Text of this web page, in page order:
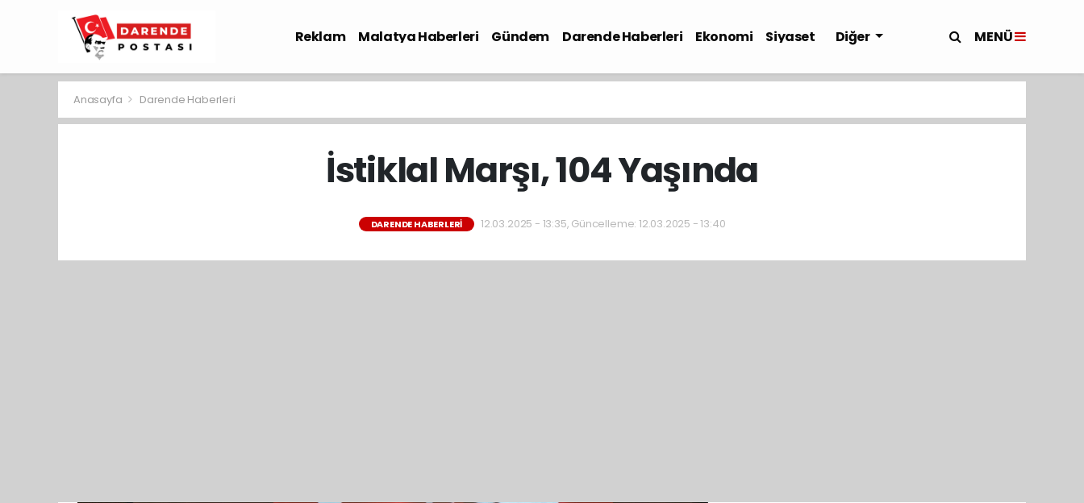
Reklam Malatya Haberleri Gündem Darende Haberleri Ekonomi
Siyaset
Diğer MENÜ
Anasayfa Darende Haberleri
İstiklal Marşı, 104 Yaşında
DARENDE HABERLERI 12.03.2025 - 13:35, Güncelleme: 12.03.2025 - 13:40